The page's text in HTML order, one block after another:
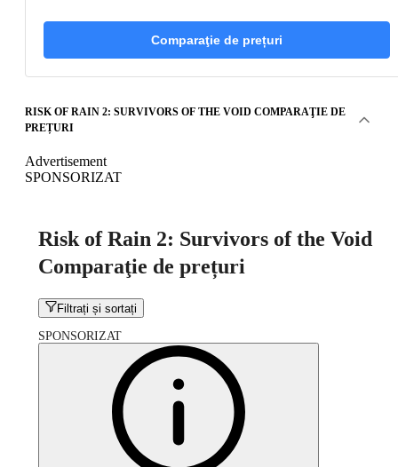
Comparaţie de prețuri
RISK OF RAIN 2: SURVIVORS OF THE VOID COMPARAŢIE DE
PREȚURI
Advertisement
SPONSORIZAT
Risk of Rain 2: Survivors of the Void
Comparaţie de prețuri
Filtrați și sortați
SPONSORIZAT